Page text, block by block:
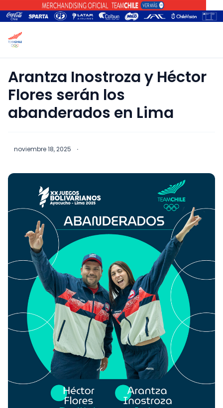
Arantza Inostroza y Héctor
Flores serán los
abanderados en Lima
noviembre 18, 2025 ·